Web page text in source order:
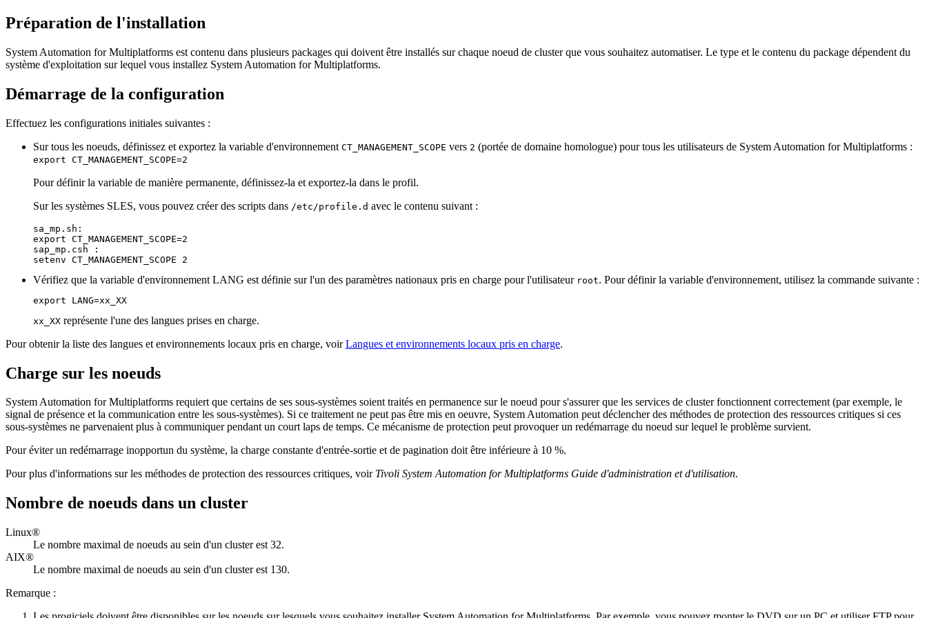
Préparation de l'installation
System Automation for Multiplatforms est contenu dans plusieurs packages qui doivent être installés sur chaque noeud de cluster que vous souhaitez automatiser. Le type et le contenu du package dépendent du
système d'exploitation sur lequel vous installez System Automation for Multiplatforms.
Démarrage de la configuration
Effectuez les configurations initiales suivantes :
Sur tous les noeuds, définissez et exportez la variable d'environnement CT_MANAGEMENT_SCOPE vers 2 (portée de domaine homologue) pour tous les utilisateurs de System Automation for Multiplatforms :
export CT_MANAGEMENT_SCOPE=2
Pour définir la variable de manière permanente, définissez-la et exportez-la dans le profil.
Sur les systèmes SLES, vous pouvez créer des scripts dans /etc/profile.d avec le contenu suivant :
sa_mp.sh:
export CT_MANAGEMENT_SCOPE=2
sap_mp.csh :
setenv CT_MANAGEMENT_SCOPE 2
Vérifiez que la variable d'environnement LANG est définie sur l'un des paramètres nationaux pris en charge pour l'utilisateur root. Pour définir la variable d'environnement, utilisez la commande suivante :
export LANG=xx_XX
xx_XX représente l'une des langues prises en charge.
Pour obtenir la liste des langues et environnements locaux pris en charge, voirLangues et environnements locaux pris en charge.
Charge sur les noeuds
System Automation for Multiplatforms requiert que certains de ses sous-systèmes soient traités en permanence sur le noeud pour s'assurer que les services de cluster fonctionnent correctement (par exemple, le
signal de présence et la communication entre les sous-systèmes). Si ce traitement ne peut pas être mis en oeuvre, System Automation peut déclencher des méthodes de protection des ressources critiques si ces
sous-systèmes ne parvenaient plus à communiquer pendant un court laps de temps. Ce mécanisme de protection peut provoquer un redémarrage du noeud sur lequel le problème survient.
Pour éviter un redémarrage inopportun du système, la charge constante d'entrée-sortie et de pagination doit être inférieure à 10 %.
Pour plus d'informations sur les méthodes de protection des ressources critiques, voir Tivoli System Automation for Multiplatforms Guide d'administration et d'utilisation.
Nombre de noeuds dans un cluster
Linux®
Le nombre maximal de noeuds au sein d'un cluster est 32.
AIX®
Le nombre maximal de noeuds au sein d'un cluster est 130.
Remarque :